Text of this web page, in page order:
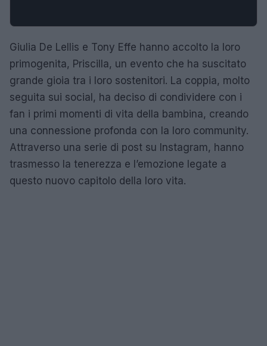
Giulia De Lellis e Tony Effe hanno accolto la loro
primogenita, Priscilla, un evento che ha suscitato
grande gioia tra i loro sostenitori. La coppia, molto
seguita sui social, ha deciso di condividere con i
fan i primi momenti di vita della bambina, creando
una connessione profonda con la loro community.
Attraverso una serie di post su Instagram, hanno
trasmesso la tenerezza e l’emozione legate a
questo nuovo capitolo della loro vita.